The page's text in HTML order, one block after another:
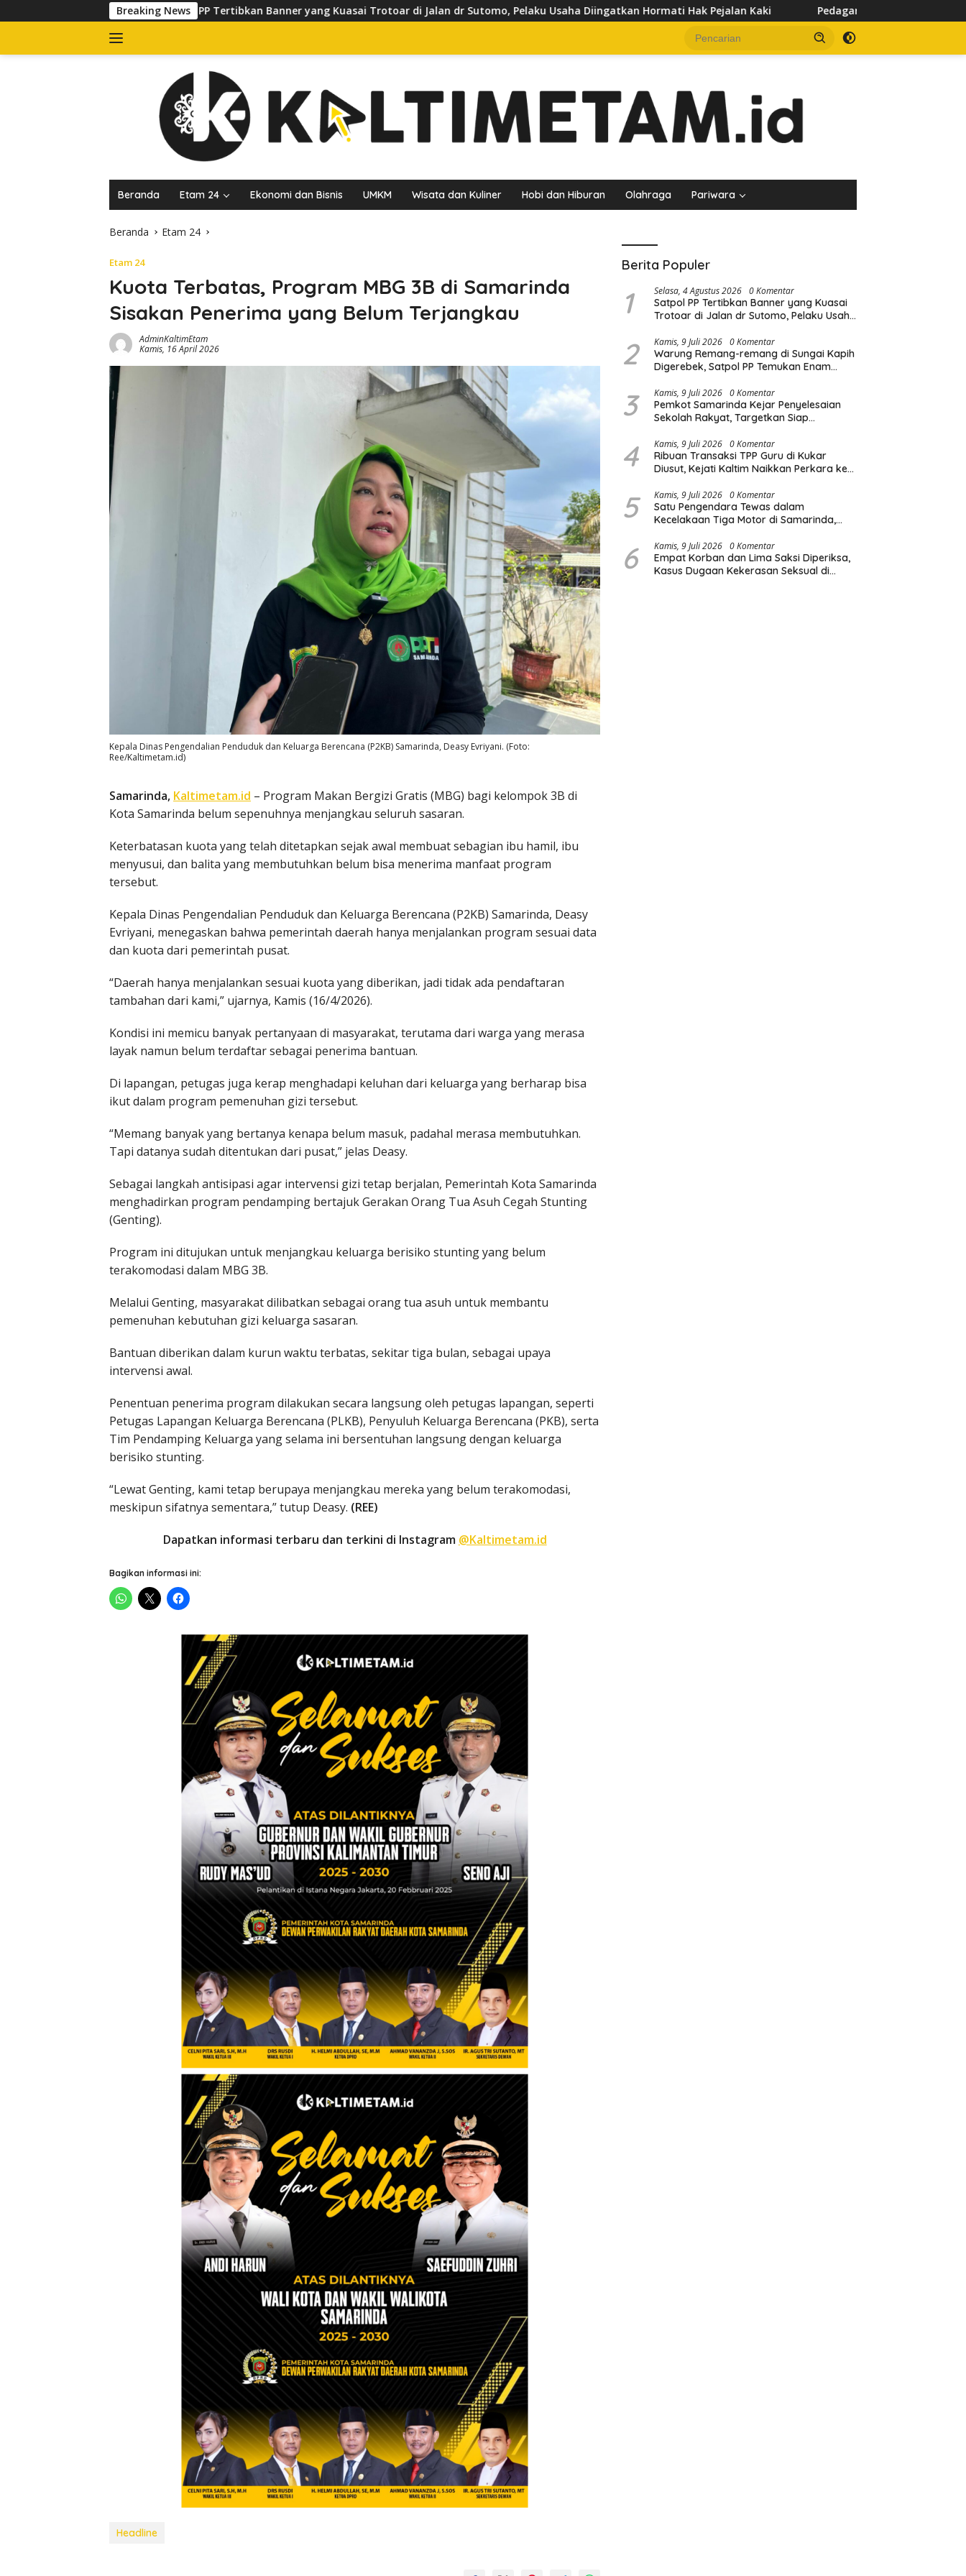
ke
Breaking News
Satpol PP Tertibkan Banner yang Kuasai Trotoar di Jalan dr Sutomo, Pelaku Usaha Diingatkan Hormati Hak Pejalan Kaki Pedagang Keluhkan Sepinya Pasar Pagi Samarinda,
Beranda Etam 24 Ekonomi dan Bisnis UMKM Wisata dan Kuliner Hobi dan Hiburan Olahraga Pariwara
Beranda Etam 24
Etam 24
Kuota Terbatas, Program MBG 3B di Samarinda
Sisakan Penerima yang Belum Terjangkau
AdminKaltimEtam
Kamis, 16 April 2026
Kepala Dinas Pengendalian Penduduk dan Keluarga Berencana (P2KB) Samarinda, Deasy Evriyani. (Foto:
Ree/Kaltimetam.id)
Samarinda, Kaltimetam.id – Program Makan Bergizi Gratis (MBG) bagi kelompok 3B di
Kota Samarinda belum sepenuhnya menjangkau seluruh sasaran.
Keterbatasan kuota yang telah ditetapkan sejak awal membuat sebagian ibu hamil, ibu
menyusui, dan balita yang membutuhkan belum bisa menerima manfaat program
tersebut.
Kepala Dinas Pengendalian Penduduk dan Keluarga Berencana (P2KB) Samarinda, Deasy
Evriyani, menegaskan bahwa pemerintah daerah hanya menjalankan program sesuai data
dan kuota dari pemerintah pusat.
“Daerah hanya menjalankan sesuai kuota yang diberikan, jadi tidak ada pendaftaran
tambahan dari kami,” ujarnya, Kamis (16/4/2026).
Kondisi ini memicu banyak pertanyaan di masyarakat, terutama dari warga yang merasa
layak namun belum terdaftar sebagai penerima bantuan.
Di lapangan, petugas juga kerap menghadapi keluhan dari keluarga yang berharap bisa
ikut dalam program pemenuhan gizi tersebut.
“Memang banyak yang bertanya kenapa belum masuk, padahal merasa membutuhkan.
Tapi datanya sudah ditentukan dari pusat,” jelas Deasy.
Sebagai langkah antisipasi agar intervensi gizi tetap berjalan, Pemerintah Kota Samarinda
menghadirkan program pendamping bertajuk Gerakan Orang Tua Asuh Cegah Stunting
(Genting).
Program ini ditujukan untuk menjangkau keluarga berisiko stunting yang belum
terakomodasi dalam MBG 3B.
Melalui Genting, masyarakat dilibatkan sebagai orang tua asuh untuk membantu
pemenuhan kebutuhan gizi keluarga sasaran.
Bantuan diberikan dalam kurun waktu terbatas, sekitar tiga bulan, sebagai upaya
intervensi awal.
Penentuan penerima program dilakukan secara langsung oleh petugas lapangan, seperti
Petugas Lapangan Keluarga Berencana (PLKB), Penyuluh Keluarga Berencana (PKB), serta
Tim Pendamping Keluarga yang selama ini bersentuhan langsung dengan keluarga
berisiko stunting.
“Lewat Genting, kami tetap berupaya menjangkau mereka yang belum terakomodasi,
meskipun sifatnya sementara,” tutup Deasy. (REE)
Dapatkan informasi terbaru dan terkini di Instagram @Kaltimetam.id
Bagikan informasi ini:
Headline
Berita Populer
1 Selasa, 4 Agustus 2026 0 Komentar
Satpol PP Tertibkan Banner yang Kuasai
Trotoar di Jalan dr Sutomo, Pelaku Usaha
2 Kamis, 9 Juli 2026 0 Komentar
Warung Remang-remang di Sungai Kapih
Digerebek, Satpol PP Temukan Enam
3 Kamis, 9 Juli 2026 0 Komentar
Pemkot Samarinda Kejar Penyelesaian
Sekolah Rakyat, Targetkan Siap
4 Kamis, 9 Juli 2026 0 Komentar
Ribuan Transaksi TPP Guru di Kukar
Diusut, Kejati Kaltim Naikkan Perkara ke
5 Kamis, 9 Juli 2026 0 Komentar
Satu Pengendara Tewas dalam
Kecelakaan Tiga Motor di Samarinda,
6 Kamis, 9 Juli 2026 0 Komentar
Empat Korban dan Lima Saksi Diperiksa,
Kasus Dugaan Kekerasan Seksual di